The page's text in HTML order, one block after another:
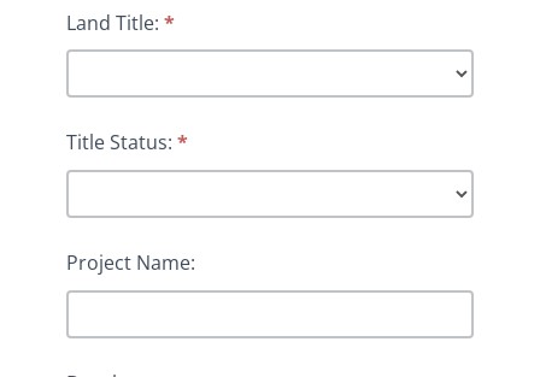
Land Title: *
Title Status: *
Project Name: